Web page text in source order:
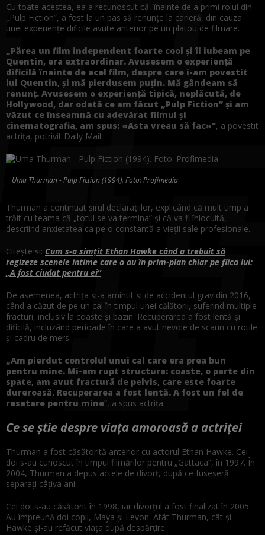
Cu toate acestea, ea a recunoscut că, înainte de a primi rolul din
„Pulp Fiction”, a fost la un pas să renunțe la carieră, din cauza
unei experiențe dificile avute anterior pe un platou de filmare.
„Părea un film independent foarte cool și îl iubeam pe
Quentin, era extraordinar. Avusesem o experiență
dificilă înainte de acel film, despre care i-am povestit
lui Quentin, și mă pierdusem puțin. Mă gândeam să
renunț. Avusesem o experiență tipică, neplăcută, de
Hollywood, dar odată ce am făcut „Pulp Fiction” și am
văzut ce înseamnă cu adevărat filmul și
cinematografia, am spus: «Asta vreau să fac»”, a povestit
actrița, potrivit Daily Mail.
Uma Thurman - Pulp Fiction (1994). Foto: Profimedia
Thurman a continuat șirul declarațiilor, explicând că mult timp a
trăit cu teama că „totul se va termina” și că va fi înlocuită,
descriind anxietatea ca pe o constantă a vieții sale profesionale.
Citește și: Cum s-a simțit Ethan Hawke când a trebuit să
regizeze scenele intime care o au în prim-plan chiar pe fiica lui:
„A fost ciudat pentru ei”
De asemenea, actrița și-a amintit și de accidentul grav din 2016,
când a căzut de pe un cal în timpul unei călătorii, suferind multiple
fracturi, inclusiv la coaste și bazin. Recuperarea a fost lentă și
dificilă, incluzând perioade în care a avut nevoie de scaun cu rotile
și cadru de mers.
„Am pierdut controlul unui cal care era prea bun
pentru mine. Mi-am rupt structura: coaste, o parte din
spate, am avut fractură de pelvis, care este foarte
dureroasă. Recuperarea a fost lentă. A fost un fel de
resetare pentru mine”, a spus actrița.
Ce se știe despre viața amoroasă a actriței
Thurman a fost căsătorită anterior cu actorul Ethan Hawke. Cei
doi s-au cunoscut în timpul filmărilor pentru „Gattaca”, în 1997. În
2004, Thurman a depus actele de divorț, după ce fuseseră
separați câțiva ani.
Cei doi s-au căsătorit în 1998, iar divorțul a fost finalizat în 2005.
Au împreună doi copii, Maya și Levon. Atât Thurman, cât și
Hawke și-au refăcut viața după despărțire.